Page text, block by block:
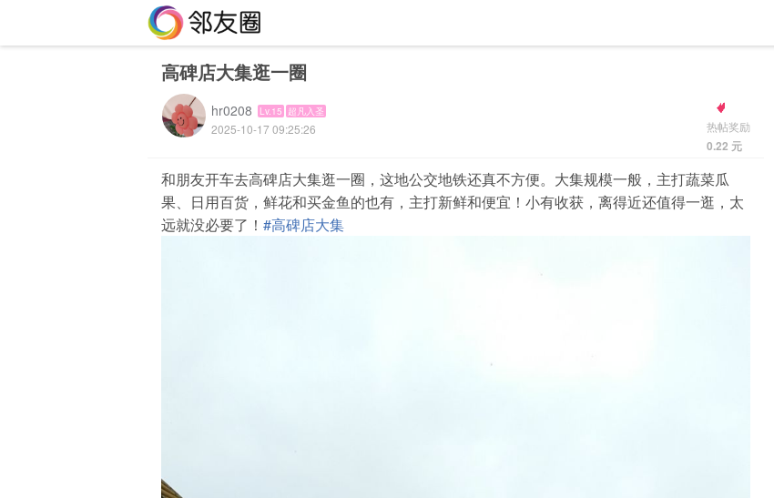
高碑店大集逛一圈
hr0208 Lv.15 超凡入圣
2025-10-17 09:25:26 热帖奖励
0.22 元
和朋友开车去高碑店大集逛一圈，这地公交地铁还真不方便。大集规模一般，主打蔬菜瓜
果、日用百货，鲜花和买金鱼的也有，主打新鲜和便宜！小有收获，离得近还值得一逛，太
远就没必要了！ #高碑店大集